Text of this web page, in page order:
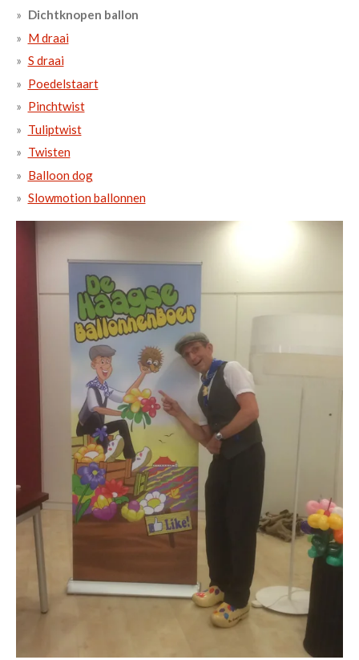
Dichtknopen ballon
M draai
S draai
Poedelstaart
Pinchtwist
Tuliptwist
Twisten
Balloon dog
Slowmotion ballonnen